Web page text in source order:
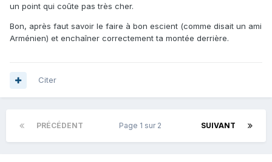
un point qui coûte pas très cher.
Bon, après faut savoir le faire à bon escient (comme disait un ami
Arménien) et enchaîner correctement ta montée derrière.
Citer
PRÉCÉDENT SUIVANT
Page 1 sur 2